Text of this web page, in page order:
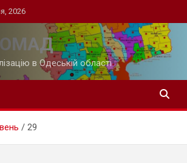
2026
в Одеській області
29